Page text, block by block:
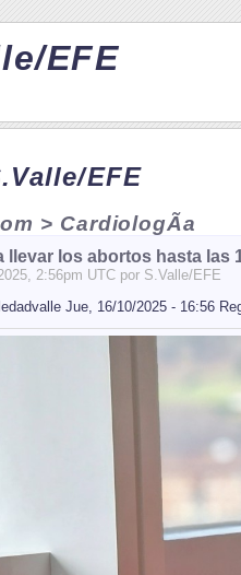
EFE
EFE
> CardiologÃ­a
llevar los abortos hasta las
2:56pm UTC por S.Valle/EFE
Jue, 16/10/2025 - 16:56